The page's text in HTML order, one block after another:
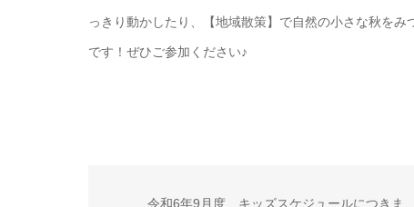
っきり動かしたり、【地域散策】で自然の小さな秋を
です！ぜひご参加ください♪
令和6年9月度 キッズスケジュールにつきま